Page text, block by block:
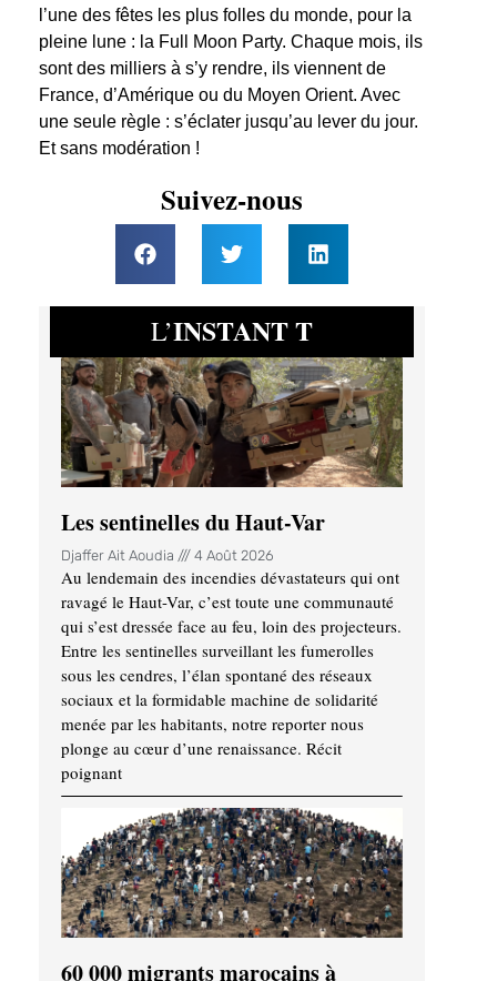
l’une des fêtes les plus folles du monde, pour la
pleine lune : la Full Moon Party. Chaque mois, ils
sont des milliers à s’y rendre, ils viennent de
France, d’Amérique ou du Moyen Orient. Avec
une seule règle : s’éclater jusqu’au lever du jour.
Et sans modération !
Suivez-nous
L’INSTANT T
Les sentinelles du Haut-Var
Djaffer Ait Aoudia 4 Août 2026
Au lendemain des incendies dévastateurs qui ont
ravagé le Haut-Var, c’est toute une communauté
qui s’est dressée face au feu, loin des projecteurs.
Entre les sentinelles surveillant les fumerolles
sous les cendres, l’élan spontané des réseaux
sociaux et la formidable machine de solidarité
menée par les habitants, notre reporter nous
plonge au cœur d’une renaissance. Récit
poignant
60 000 migrants marocains à